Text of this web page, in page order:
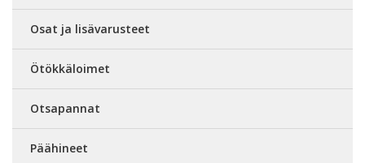
Osat ja lisävarusteet
Ötökkäloimet
Otsapannat
Päähineet